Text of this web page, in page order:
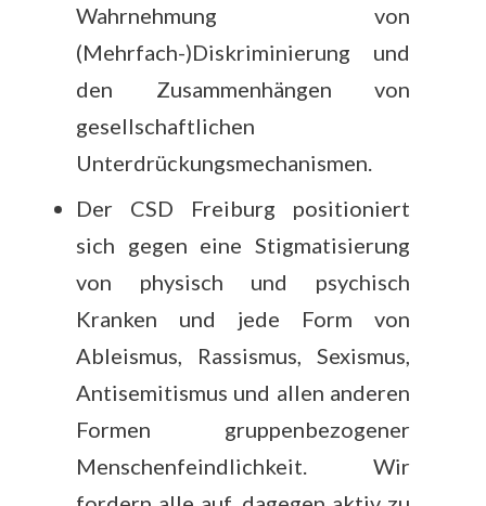
Wahrnehmung von
(Mehrfach-)Diskriminierung und
den Zusammenhängen von
gesellschaftlichen
Unterdrückungsmechanismen.
Der CSD Freiburg positioniert
sich gegen eine Stigmatisierung
von physisch und psychisch
Kranken und jede Form von
Ableismus, Rassismus, Sexismus,
Antisemitismus und allen anderen
Formen gruppenbezogener
Menschenfeindlichkeit. Wir